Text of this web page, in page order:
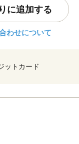
に追加する
わせについて
ットカード